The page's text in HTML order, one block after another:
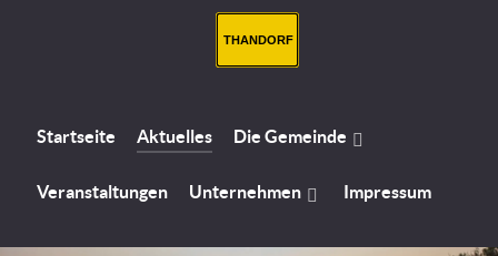
THANDORF
Startseite Aktuelles Die Gemeinde
Veranstaltungen Unternehmen Impressum